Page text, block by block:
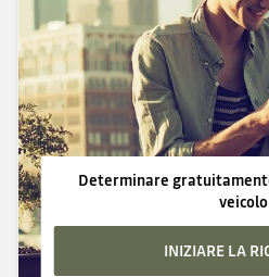
Determinare
veicolo
INIZIARE LA